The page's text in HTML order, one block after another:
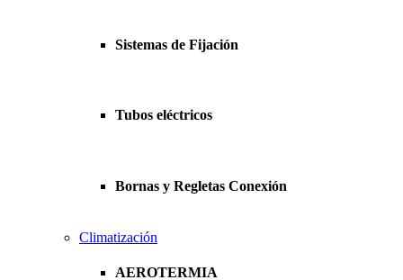
Sistemas de Fijación
Tubos eléctricos
Bornas y Regletas Conexión
Climatización
AEROTERMIA